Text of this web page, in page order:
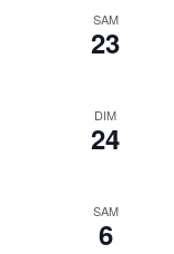
SAM
23
DIM
24
SAM
6